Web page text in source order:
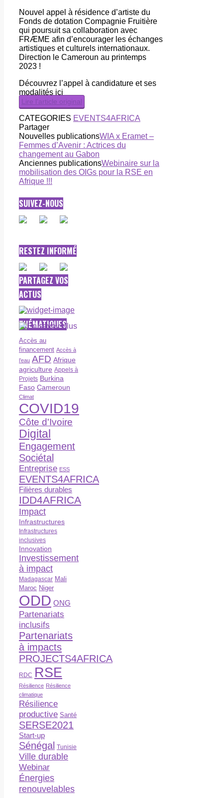
Nouvel appel à résidence d’artiste du
Fonds de dotation Compagnie Fruitière
qui poursuit sa collaboration avec
FRÆME afin d’encourager les échanges
artistiques et culturels internationaux.
Direction le Cameroun au printemps
2023 !
Découvrez l’appel à candidature et ses
modalités ici
Lire l’article original
CATEGORIES EVENTS4AFRICA
Partager
Nouvelles publicationsWIA x Eramet –
Femmes d’Avenir : Actrices du
changement au Gabon
Anciennes publicationsWebinaire sur la
mobilisation des OIGs pour la RSE en
Afrique !!!
SUIVEZ-NOUS
RESTEZ INFORMÉ
PARTAGEZ VOS
ACTUS
THÉMATIQUES
Accès au
financement Accès à
l’eau AFD Afrique
agriculture Appels à
Projets Burkina
Faso Cameroun
Climat
COVID19
Côte d'Ivoire
Digital
Engagement
Sociétal
Entreprise ESS
EVENTS4AFRICA
Filières durables
IDD4AFRICA
Impact
Infrastructures
Infrastructures
inclusives
Innovation
Investissement
à impact
Madagascar Mali
Maroc Niger
ODD ONG
Partenariats
inclusifs
Partenariats
à impacts
PROJECTS4AFRICA
RDC RSE
Résilience Résilience
climatique
Résilience
productive Santé
SERSE2021
Start-up
Sénégal Tunisie
Ville durable
Webinar
Énergies
renouvelables